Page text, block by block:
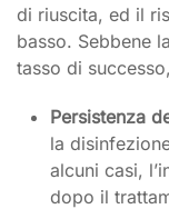
di riuscita, ed il
basso. Sebbene
tasso di
Persistenza
la
alcuni casi,
dopo il